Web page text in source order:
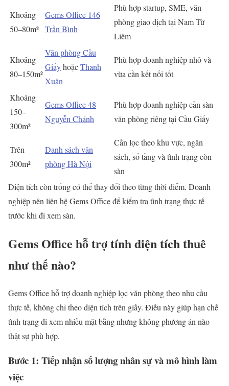
Khoảng
50–80m²
Gems Office 146
Trần Bình
Phù hợp startup, SME, văn
phòng giao dịch tại Nam Từ
Liêm
Khoảng
80–150m²
Văn phòng Cầu
GiấyhoặcThanh
Xuân
Phù hợp doanh nghiệp nhỏ và
vừa cần kết nối tốt
Khoảng
150–
300m²
Gems Office 48
Nguyễn Chánh
Phù hợp doanh nghiệp cần sàn
văn phòng riêng tại Cầu Giấy
Trên
300m²
Danh sách văn
phòng Hà Nội
Cần lọc theo khu vực, ngân
sách, số tầng và tình trạng còn
sàn
Diện tích còn trống có thể thay đổi theo từng thời điểm. Doanh
nghiệp nên liên hệ Gems Office để kiểm tra tình trạng thực tế
trước khi đi xem sàn.
Gems Office hỗ trợ tính diện tích thuê
như thế nào?
Gems Office hỗ trợ doanh nghiệp lọc văn phòng theo nhu cầu
thực tế, không chỉ theo diện tích trên giấy. Điều này giúp hạn chế
tình trạng đi xem nhiều mặt bằng nhưng không phương án nào
thật sự phù hợp.
Bước 1: Tiếp nhận số lượng nhân sự và mô hình làm
việc